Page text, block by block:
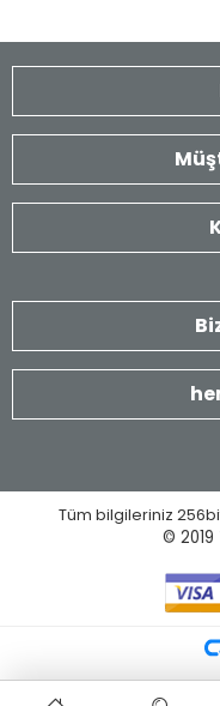
Tüm bilgileriniz
© 2019